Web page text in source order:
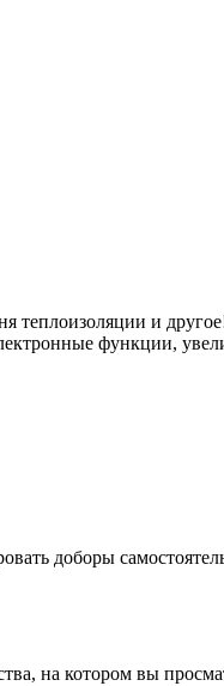
теплоизоляции и
функции,
доборы
на котором вы